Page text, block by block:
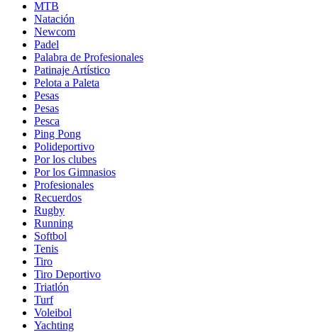
MTB
Natación
Newcom
Padel
Palabra de Profesionales
Patinaje Artístico
Pelota a Paleta
Pesas
Pesas
Pesca
Ping Pong
Polideportivo
Por los clubes
Por los Gimnasios
Profesionales
Recuerdos
Rugby
Running
Softbol
Tenis
Tiro
Tiro Deportivo
Triatlón
Turf
Voleibol
Yachting